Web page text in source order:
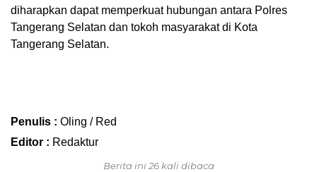
diharapkan dapat memperkuat hubungan antara Polres
Tangerang Selatan dan tokoh masyarakat di Kota
Tangerang Selatan.
Penulis : Oling / Red
Editor : Redaktur
Berita ini 26 kali dibaca